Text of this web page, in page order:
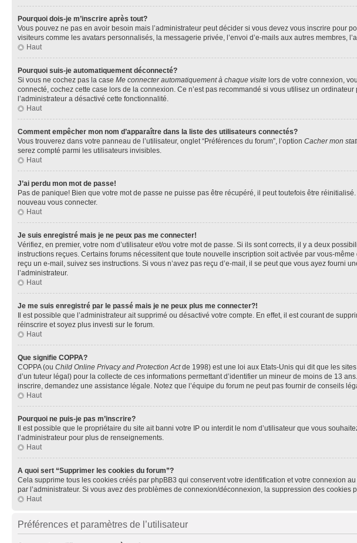
Pourquoi dois-je m’inscrire après tout?
Vous pouvez ne pas en avoir besoin mais l’administrateur peut décider si vous devez vous inscrire
visiteurs comme les avatars personnalisés, la messagerie privée, l’envoi d’e-mails aux autres membres,
Haut
Pourquoi suis-je automatiquement déconnecté?
Si vous ne cochez pas la case Me connecter automatiquement à chaque visite lors de votre connexion,
connecté, cochez cette case lors de la connexion. Ce n’est pas recommandé si vous utilisez un
l’administrateur a désactivé cette fonctionnalité.
Haut
Comment empêcher mon nom d’apparaître dans la liste des utilisateurs connectés?
Vous trouverez dans votre panneau de l’utilisateur, onglet “Préférences du forum”, l’option Cacher mon
serez compté parmi les utilisateurs invisibles.
Haut
J’ai perdu mon mot de passe!
Pas de panique! Bien que votre mot de passe ne puisse pas être récupéré, il peut toutefois être
nouveau vous connecter.
Haut
Je suis enregistré mais je ne peux pas me connecter!
Vérifiez, en premier, votre nom d’utilisateur et/ou votre mot de passe. Si ils sont corrects, il y a deux
instructions reçues. Certains forums nécessitent que toute nouvelle inscription soit activée par vous-
reçu un e-mail, suivez ses instructions. Si vous n’avez pas reçu d’e-mail, il se peut que vous ayez fourni
l’administrateur.
Haut
Je me suis enregistré par le passé mais je ne peux plus me connecter?!
Il est possible que l’administrateur ait supprimé ou désactivé votre compte. En effet, il est courant de
réinscrire et soyez plus investi sur le forum.
Haut
Que signifie COPPA?
COPPA (ou Child Online Privacy and Protection Actde 1998) est une loi aux Etats-Unis qui dit que les
d’un tuteur légal) pour la collecte de ces informations permettant d’identifier un mineur de moins de 13
inscrire, demandez une assistance légale. Notez que l’équipe du forum ne peut pas fournir de conseils
Haut
Pourquoi ne puis-je pas m’inscrire?
Il est possible que le propriétaire du site ait banni votre IP ou interdit le nom d’utilisateur que vous
l’administrateur pour plus de renseignements.
Haut
A quoi sert “Supprimer les cookies du forum”?
Cela supprime tous les cookies créés par phpBB3 qui conservent votre identification et votre connexion
par l’administrateur. Si vous avez des problèmes de connexion/déconnexion, la suppression des cookies
Haut
Préférences et paramètres de l’utilisateur